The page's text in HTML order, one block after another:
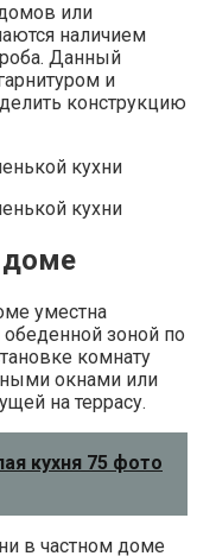
или
наличием
Данный
и
конструкцию
доме
уместна
обеденной зоной по
комнату
окнами или
на террасу.
кухня 75 фото